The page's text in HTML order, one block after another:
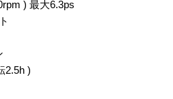
) 最大6.3ps
2.5h )